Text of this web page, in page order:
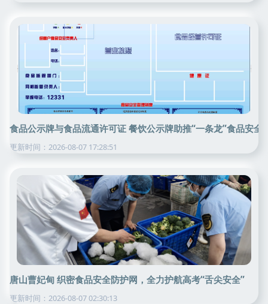
食品公示牌与食品流通许可证 餐饮公示牌助推“一条龙”食品安全
更新时间：2026-08-07 17:28:51
唐山曹妃甸 织密食品安全防护网，全力护航高考“舌尖安全”
更新时间：2026-08-07 02:30:13